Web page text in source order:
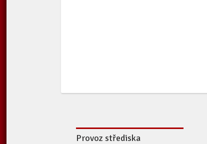
Provoz střediska